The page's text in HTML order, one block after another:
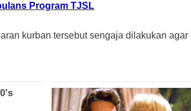
Program TJSL
kurban tersebut sengaja dilakukan